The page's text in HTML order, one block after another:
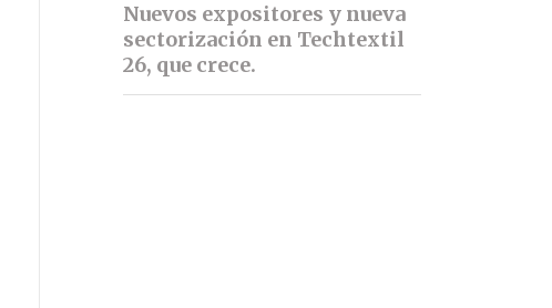
Nuevos expositores y nueva
sectorización en Techtextil
26, que crece.